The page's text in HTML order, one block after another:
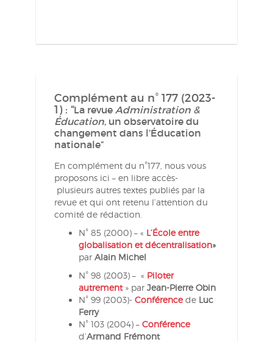
Complément au n° 177 (2023-
1) : “La revue Administration &
Éducation, un observatoire du
changement dans l’Éducation
nationale”
En complément du n°177, nous vous
proposons ici – en libre accès-
plusieurs autres textes publiés par la
revue et qui ont retenu l’attention du
comité de rédaction.
N° 85 (2000) – « L’École entre
globalisation et décentralisation»
parAlain Michel
N° 98 (2003) – « Piloter
autrement » par Jean-Pierre Obin
N° 99 (2003)- Conférencede Luc
Ferry
N° 103 (2004) – Conférence
d’Armand Frémont